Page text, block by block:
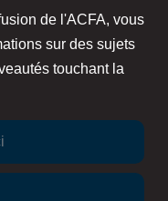
de l'ACFA, vous
sur des sujets
touchant la